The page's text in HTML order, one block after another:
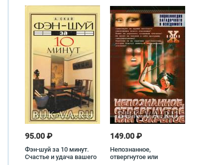
95.00 ₽
Фэн-шуй за 10 минут.
Счастье и удача вашего
149.00 ₽
Непознанное,
отвергнутое или